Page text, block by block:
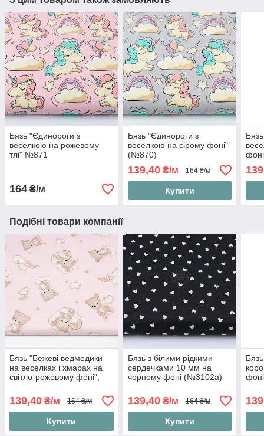
Бязь "Єдинороги з
веселкою на рожевому
тлі" №871
164 ₴/м
Бязь "Єдинороги з
веселкою на сірому фоні"
(№870)
139,40₴/м 164 ₴/м
Купити
Подібні товари компанії
Бязь "Бежеві ведмедики
на веселках і хмарах на
світло-рожевому фоні",
139,40 ₴/м 164 ₴/м
Купити
Бязь з білими рідкими
сердечками 10 мм на
чорному фоні (№3102а)
139,40₴/м 164 ₴/м
Купити